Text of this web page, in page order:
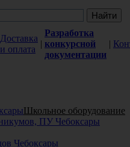
Доставка
и оплата
|
Разработка
конкурсной
документации
|
Школьное оборудование